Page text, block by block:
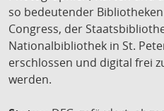
so bedeutender
Congress, der
Nationalbibliothek in St.
erschlossen und digital frei
werden.